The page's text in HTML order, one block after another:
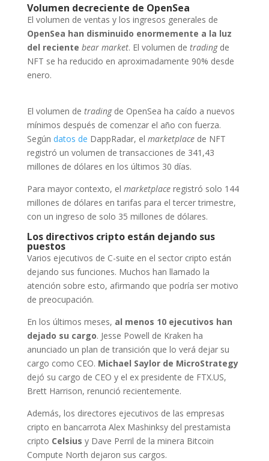
Volumen decreciente de OpenSea
El volumen de ventas y los ingresos generales de
OpenSea han disminuido enormemente a la luz
del reciente bear market. El volumen de tradingde
NFT se ha reducido en aproximadamente 90% desde
enero.
El volumen de tradingde OpenSea ha caído a nuevos
mínimos después de comenzar el año con fuerza.
Según datos de DappRadar, el marketplacede NFT
registró un volumen de transacciones de 341,43
millones de dólares en los últimos 30 días.
Para mayor contexto, el marketplaceregistró solo 144
millones de dólares en tarifas para el tercer trimestre,
con un ingreso de solo 35 millones de dólares.
Los directivos cripto están dejando sus
puestos
Varios ejecutivos de C-suite en el sector cripto están
dejando sus funciones. Muchos han llamado la
atención sobre esto, afirmando que podría ser motivo
de preocupación.
En los últimos meses, al menos 10 ejecutivos han
dejado su cargo. Jesse Powell de Kraken ha
anunciado un plan de transición que lo verá dejar su
cargo como CEO. Michael Saylor de MicroStrategy
dejó su cargo de CEO y el ex presidente de FTX.US,
Brett Harrison, renunció recientemente.
Además, los directores ejecutivos de las empresas
cripto en bancarrota Alex Mashinksy del prestamista
cripto Celsius y Dave Perril de la minera Bitcoin
Compute North dejaron sus cargos.